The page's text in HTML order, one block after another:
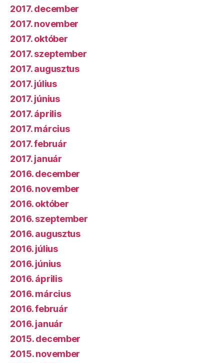
2017. december
2017. november
2017. október
2017. szeptember
2017. augusztus
2017. július
2017. június
2017. április
2017. március
2017. február
2017. január
2016. december
2016. november
2016. október
2016. szeptember
2016. augusztus
2016. július
2016. június
2016. április
2016. március
2016. február
2016. január
2015. december
2015. november